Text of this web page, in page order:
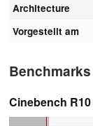
Architecture
Vorgestellt am
Benchmarks
Cinebench R10